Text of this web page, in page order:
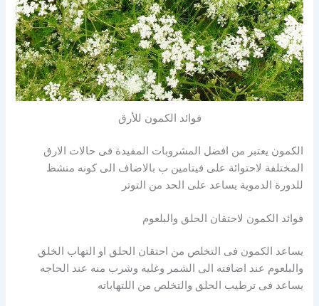
فوائد الكمون للأرق
الكمون يعتبر من افضل المشروبات المفيدة فى حالات الارق
المختلفة لاحتوائة على فيتامين ب بالاضاف الى كونه منشظ
للدورة الدموية يساعد على الحد من التوتر
فوائد الكمون لاحتقان الحلق والبلعوم
يساعد الكمون فى التخلص من احتقان الحلق او التهاب الخلق
والبلعوم عند اضافته الى الشمر وغليه وشرب منه عند الحاجه
يساعد فى ترطيب الحلق والتخلص من اللتهاباته